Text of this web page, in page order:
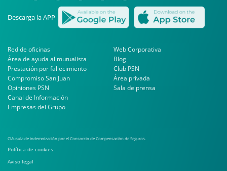
Red de oficinas
Área de ayuda al mutualista
Prestación por fallecimiento
Compromiso San Juan
Opiniones PSN
Canal de Información
Empresas del Grupo
Web Corporativa
Blog
Club PSN
Área privada
Sala de prensa
Descarga la APP
Cláusula de indemnización por el Consorcio de Compensación de Seguros.
Política de cookies
Aviso legal